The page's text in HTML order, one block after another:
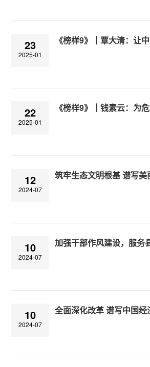
23
2025-01
22
2025-01
12
2024-07
筑牢生态文明根基 谱写
10
2024-07
10
2024-07